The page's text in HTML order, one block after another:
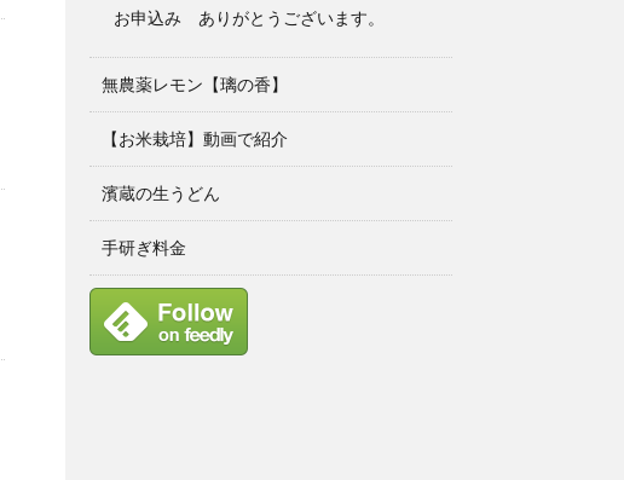
お申込み ありがとうございます。
無農薬レモン【璃の香】
【お米栽培】動画で紹介
濱蔵の生うどん
手研ぎ料金